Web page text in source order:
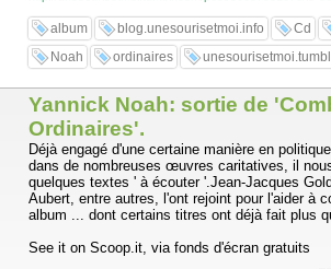
album blog.unesourisetmoi.info Cd
Noah
ordinaires
Yannick Noah: sortie de
Ordinaires'.
Déjà engagé d'une certaine manière en
dans de nombreuses œuvres caritatives, il
quelques textes ' à écouter '.Jean-Jacques
Aubert, entre autres, l'ont rejoint pour l'aider à
album ... dont certains titres ont déjà fait plus
See it on Scoop.it, via fonds d'écran gratuits